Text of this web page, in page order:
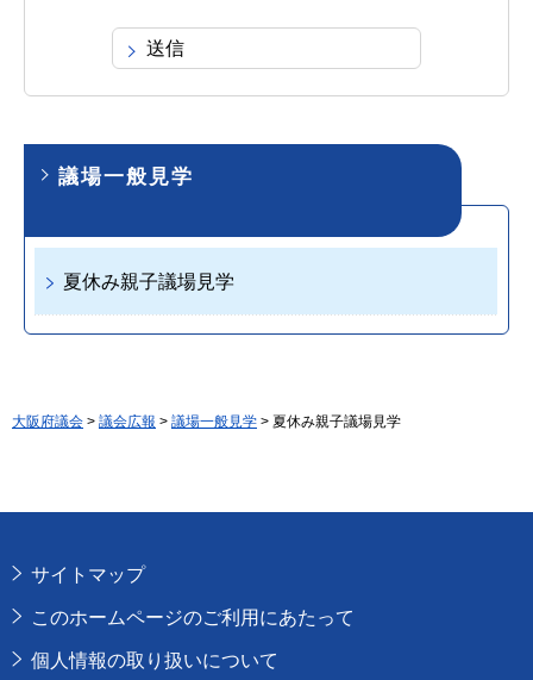
議場一般見学
夏休み親子議場見学
大阪府議会 > 議会広報 > 議場一般見学 > 夏休み親子議場見学
サイトマップ
このホームページのご利用にあたって
個人情報の取り扱いについて